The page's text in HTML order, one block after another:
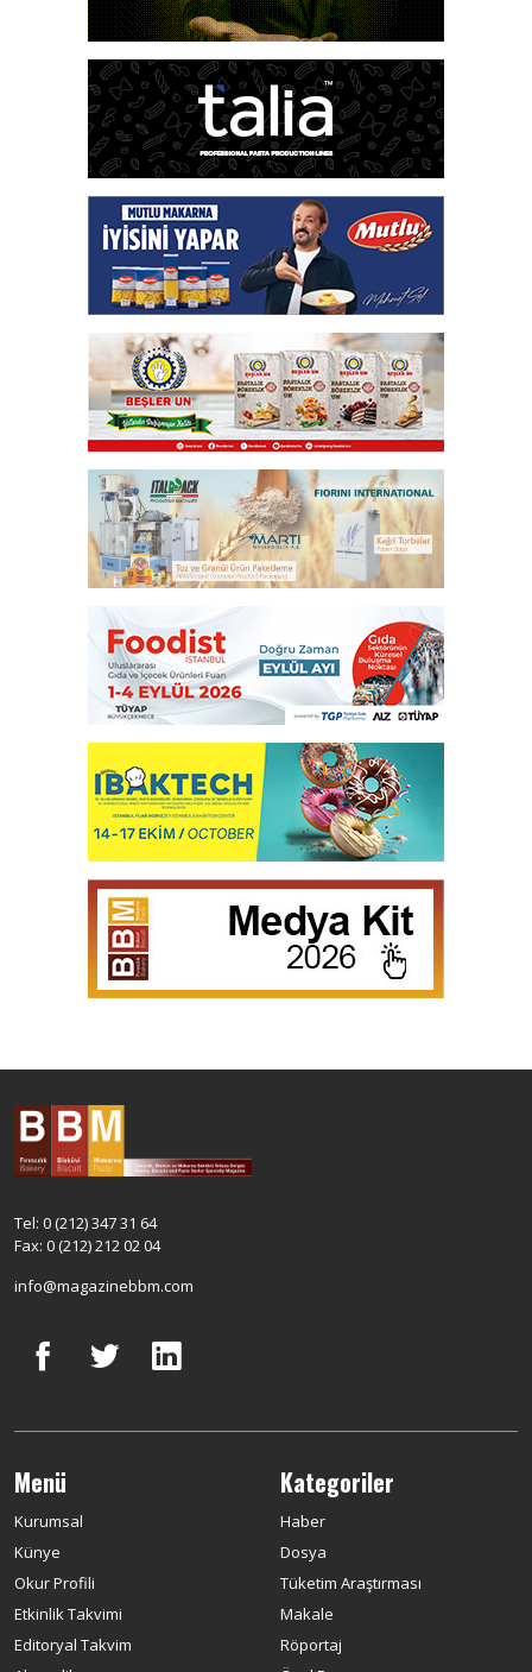
Tel: 0 (212) 347 31 64
Fax: 0 (212) 212 02 04
info@magazinebbm.com
Menü
Kurumsal
Künye
Okur Profili
Etkinlik Takvimi
Editoryal Takvim
Kategoriler
Haber
Dosya
Tüketim Araştırması
Makale
Röportaj